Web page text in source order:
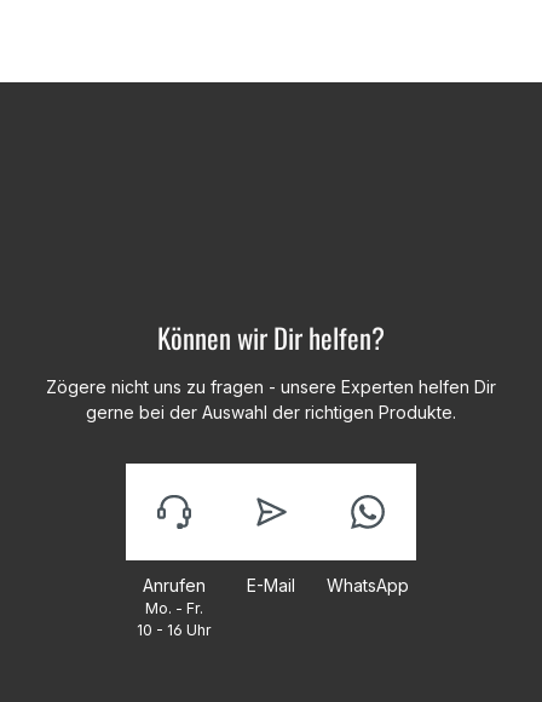
Können wir Dir helfen?
Zögere nicht uns zu fragen - unsere Experten helfen Dir
gerne bei der Auswahl der richtigen Produkte.
Anrufen
Mo. - Fr.
10 - 16 Uhr
E-Mail WhatsApp